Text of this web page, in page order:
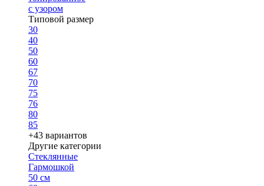
с узором
Типовой размер
30
40
50
60
67
70
75
76
80
85
+43 вариантов
Другие категории
Стеклянные
Гармошкой
50 см